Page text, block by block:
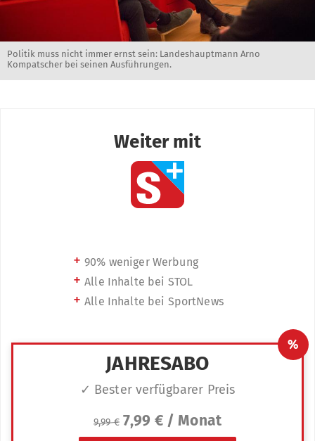
Politik muss nicht immer ernst sein: Landeshauptmann Arno
Kompatscher bei seinen Ausführungen.